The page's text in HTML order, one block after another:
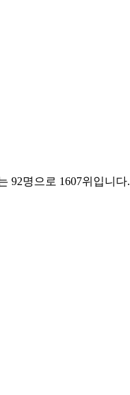
92명으로 1607위입니다.